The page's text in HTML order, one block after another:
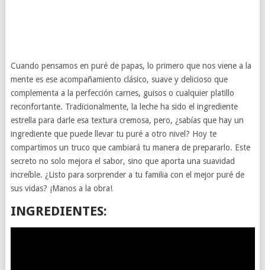
Cuando pensamos en puré de papas, lo primero que nos viene a la
mente es ese acompañamiento clásico, suave y delicioso que
complementa a la perfección carnes, guisos o cualquier platillo
reconfortante. Tradicionalmente, la leche ha sido el ingrediente
estrella para darle esa textura cremosa, pero, ¿sabías que hay un
ingrediente que puede llevar tu puré a otro nivel? Hoy te
compartimos un truco que cambiará tu manera de prepararlo. Este
secreto no solo mejora el sabor, sino que aporta una suavidad
increíble. ¿Listo para sorprender a tu familia con el mejor puré de
sus vidas? ¡Manos a la obra!
INGREDIENTES: